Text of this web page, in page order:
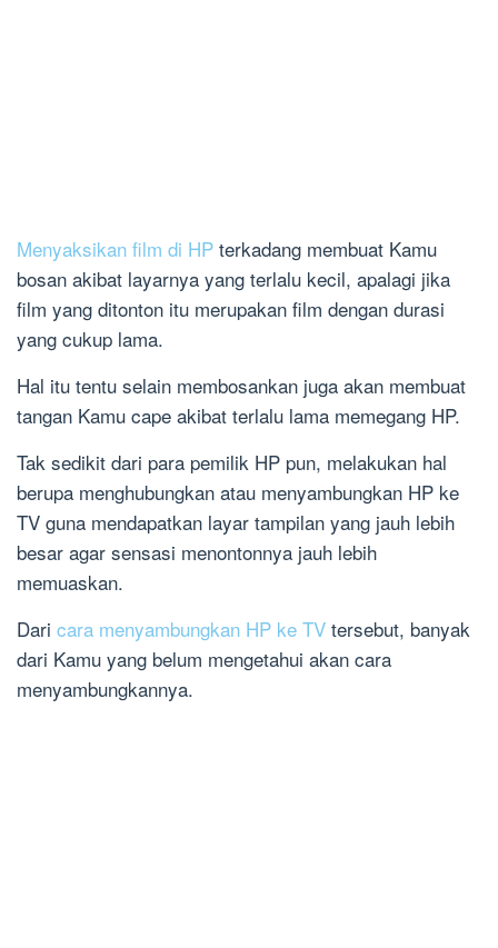
Menyaksikan film di HP terkadang membuat Kamu
bosan akibat layarnya yang terlalu kecil, apalagi jika
film yang ditonton itu merupakan film dengan durasi
yang cukup lama.
Hal itu tentu selain membosankan juga akan membuat
tangan Kamu cape akibat terlalu lama memegang HP.
Tak sedikit dari para pemilik HP pun, melakukan hal
berupa menghubungkan atau menyambungkan HP ke
TV guna mendapatkan layar tampilan yang jauh lebih
besar agar sensasi menontonnya jauh lebih
memuaskan.
Dari cara menyambungkan HP ke TV tersebut, banyak
dari Kamu yang belum mengetahui akan cara
menyambungkannya.